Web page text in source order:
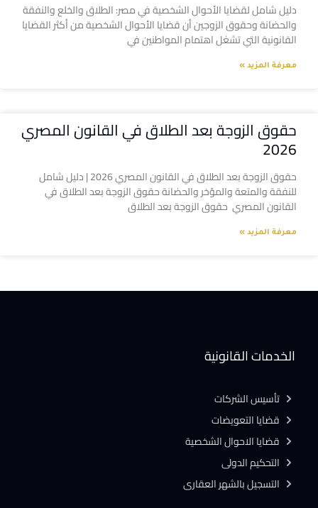
دليل شامل لقضايا الأحوال الشخصية في مصر: الطلاق والخلع والنفقة
والحضانة وحقوق الزوجين أن قضايا الأحوال الشخصية من أكثر القضايا
القانونية التي تشغل اهتمام المواطنين في
معرفة المزيد »
حقوق الزوجة بعد الطلاق في القانون المصري
2026
حقوق الزوجة بعد الطلاق في القانون المصري 2026 | دليل شامل
للنفقة والمتعة والمؤخر والحضانة حقوق الزوجة بعد الطلاق في
القانون المصري حقوق الزوجة بعد الطلاق
معرفة المزيد »
الخدمات القانونية
تأسيس الشركات
قضايا التعويضات
قضايا الاحوال الشخصية
التحكيم الدولى
التسجيل بالشهر العقارى